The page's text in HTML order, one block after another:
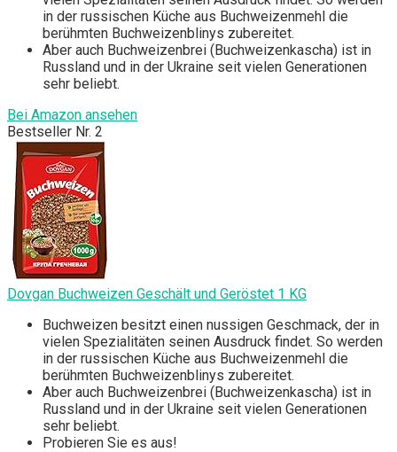
in der russischen Küche aus Buchweizenmehl die
berühmten Buchweizenblinys zubereitet.
Aber auch Buchweizenbrei (Buchweizenkascha) ist in
Russland und in der Ukraine seit vielen Generationen
sehr beliebt.
Bei Amazon ansehen
Bestseller Nr. 2
Dovgan Buchweizen Geschält und Geröstet 1 KG
Buchweizen besitzt einen nussigen Geschmack, der in
vielen Spezialitäten seinen Ausdruck findet. So werden
in der russischen Küche aus Buchweizenmehl die
berühmten Buchweizenblinys zubereitet.
Aber auch Buchweizenbrei (Buchweizenkascha) ist in
Russland und in der Ukraine seit vielen Generationen
sehr beliebt.
Probieren Sie es aus!